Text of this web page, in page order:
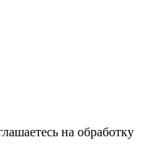
на обработку